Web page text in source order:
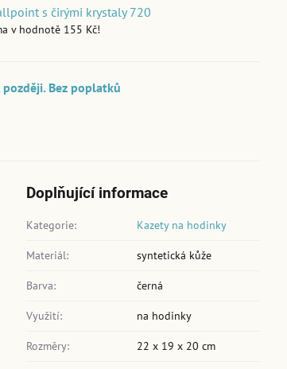
s čirými krystaly 720
v hodnotě 155 Kč!
Bez poplatků
Doplňující informace
Kategorie: Kazety na hodinky
Materiál: syntetická kůže
Barva: černá
Využití: na hodinky
Rozměry: 22 x 19 x 20 cm